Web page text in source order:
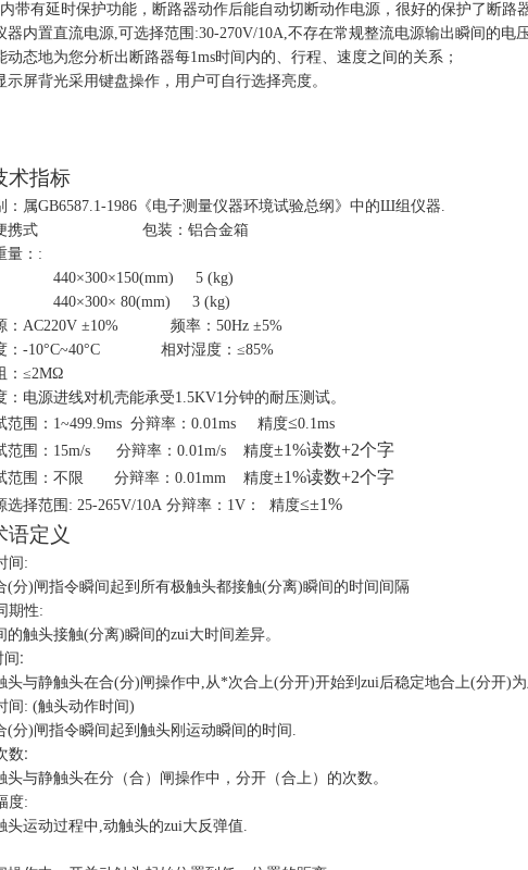
带有延时保护功能，断路器动作后能自动切断动作电源，很好的保护了断路
器内置直流电源,可选择范围 :30-270V/10A,不存在常规整流电源输出瞬间的电
动态地为您分析出断路器每1ms时间内的、行程、速度之间的关系；
示屏背光采用键盘操作，用户可自行选择亮度。
术指标
：属GB6587.1-1986 《电子测量仪器环境试验总纲》中的Ш组仪器.
携式
包装：铝合金箱
量： :
440×300×150(mm) 5 (kg)
440×300× 80(mm) 3 (kg)
AC220V ±10% 频率： 50Hz ±5%
-10°C~40°C 相对湿度：≤85%
：≤2MΩ
：电源进线对机壳能承受1.5KV1分钟的耐压测试。
范围： 1~499.9ms 分辩率： 0.01ms 精度≤0.1ms
范围： 15m/s 分辩率： 0.01m/s 精度±1%读数+2个字
范围： 不限 分辩率： 0.01mm 精度±1%读数+2个字
选择范围 : 25-265V/10A 分辩率 ： 1V ： 精度≤±1%
语定义
间:
(分)闸指令瞬间起到所有极触头都接触(分离)瞬间的时间间隔
期性:
的触头接触(分离)瞬间的zui大时间差异。
间 :
头与静触头在合(分)闸操作中 ,从*次合上(分开)开始到zui后稳定地合上(分开)
间 : (触头动作时间)
(分)闸指令瞬间起到触头刚运动瞬间的时间 .
数:
头与静触头在分（合）闸操作中，分开（合上）的次数。
度:
头运动过程中 ,动触头的zui大反弹值.